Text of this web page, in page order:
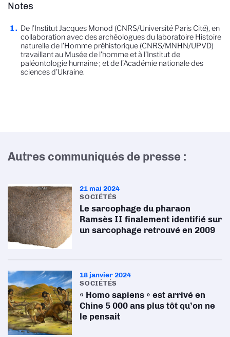
Notes
De l’Institut Jacques Monod (CNRS/Université Paris Cité), en
collaboration avec des archéologues du laboratoire Histoire
naturelle de l’Homme préhistorique (CNRS/MNHN/UPVD)
travaillant au Musée de l’homme et à l’Institut de
paléontologie humaine ; et de l’Académie nationale des
sciences d’Ukraine.
Autres communiqués de presse :
21 mai 2024
SOCIÉTÉS
Le sarcophage du pharaon
Ramsès II finalement identifié sur
un sarcophage retrouvé en 2009
18 janvier 2024
SOCIÉTÉS
« Homo sapiens » est arrivé en
Chine 5 000 ans plus tôt qu’on ne
le pensait